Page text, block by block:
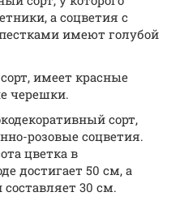
а соцветия с
имеют голубой
имеет красные
черешки.
сорт,
розовые соцветия.
цветка в
достигает 50 см, а
30 см.